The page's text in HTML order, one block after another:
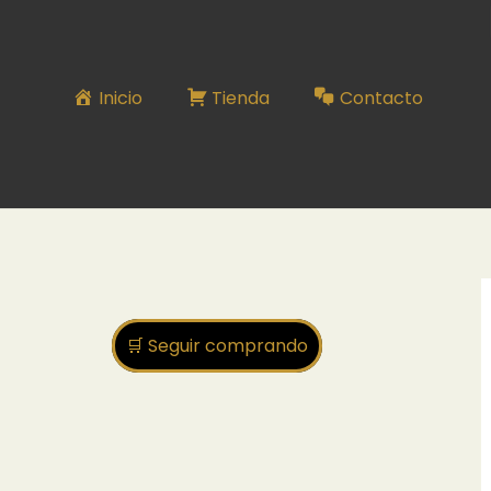
Inicio Tienda Contacto
🛒 Seguir comprando